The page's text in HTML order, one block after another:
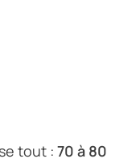
tout : 70 à 80